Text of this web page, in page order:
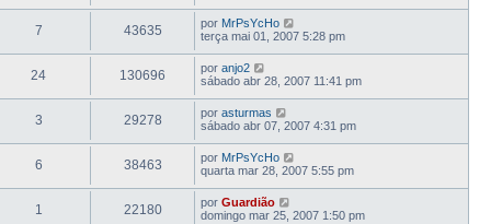
7 43635 por MrPsYcHo
terça mai 01, 2007 5:28 pm
24 130696 por anjo2
sábado abr 28, 2007 11:41 pm
3 29278 por asturmas
sábado abr 07, 2007 4:31 pm
6 38463 por MrPsYcHo
quarta mar 28, 2007 5:55 pm
1 22180 por Guardião
domingo mar 25, 2007 1:50 pm